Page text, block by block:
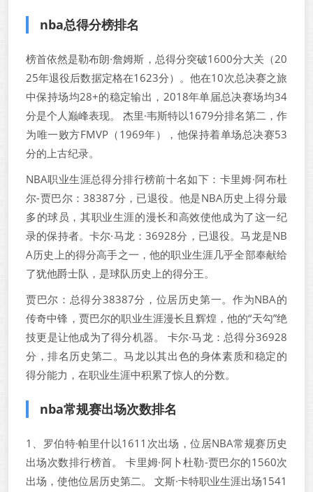
nba总得分榜排名
榜首依然是勒布朗·詹姆斯，总得分突破1600分大关（20
25年退役后数据定格在1623分）。他在10次总决赛之旅
中保持场均28+的稳定输出，2018年单届总决赛场均34
分是个人巅峰表现。 杰里·韦斯特以1679分排名第二，作
为唯一败方FMVP（1969年），他保持着单场总决赛53
分的上古纪录。
NBA职业生涯总得分排行榜前十名如下：卡里姆·阿布杜
尔-贾巴尔：38387分，已退役。他是NBA历史上得分最
多的球员，其职业生涯的漫长和高效使他成为了这一纪
录的保持者。卡尔·马龙：36928分，已退役。马龙是NB
A历史上的得分高手之一，他的职业生涯几乎全部奉献给
了犹他爵士队，是球队历史上的得分王。
贾巴尔：总得分38387分，位居历史第一。作为NBA的
传奇中锋，贾巴尔的职业生涯漫长且辉煌，他的“天勾”绝
技更是让他成为了得分机器。 卡尔·马龙：总得分36928
分，排名历史第二。马龙以其出色的身体素质和稳定的
得分能力，在职业生涯中积累了惊人的分数。
nba常规赛出场次数排名
1、罗伯特·帕里什以1611次出场，位居NBA常规赛历史
出场次数排行榜首。 卡里姆·阿卜杜勒-贾巴尔的1560次
出场，使他位居历史第二。 文斯·卡特职业生涯出场1541